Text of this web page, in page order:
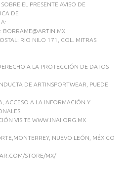
EL PRESENTE AVISO DE
DE
BORRAME@ARTIN.MX
RIO NILO 171, COL. MITRAS
A LA PROTECCIÓN DE DATOS
DE ARTINSPORTWEAR, PUEDE
ACCESO A LA INFORMACIÓN Y
VISITE WWW.INAI.ORG.MX
NUEVO LEÓN, MÉXICO
STORE/MX/